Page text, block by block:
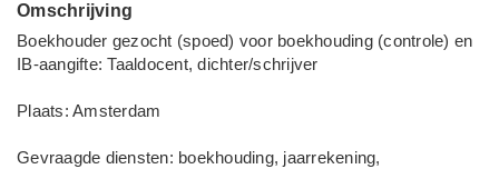
Omschrijving
Boekhouder gezocht (spoed) voor boekhouding (controle) en
IB-aangifte: Taaldocent, dichter/schrijver
Plaats: Amsterdam
Gevraagde diensten: boekhouding, jaarrekening,